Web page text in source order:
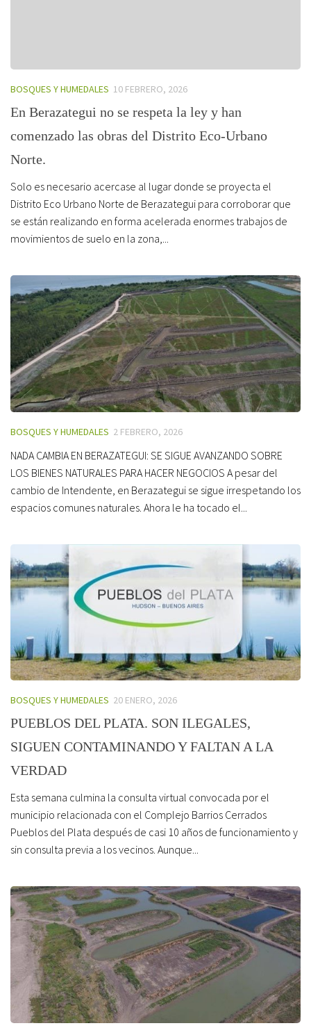
BOSQUES Y HUMEDALES 10 FEBRERO, 2026
En Berazategui no se respeta la ley y han
comenzado las obras del Distrito Eco-Urbano
Norte.
Solo es necesario acercase al lugar donde se proyecta el
Distrito Eco Urbano Norte de Berazategui para corroborar que
se están realizando en forma acelerada enormes trabajos de
movimientos de suelo en la zona,...
BOSQUES Y HUMEDALES 2 FEBRERO, 2026
NADA CAMBIA EN BERAZATEGUI: SE SIGUE AVANZANDO SOBRE
LOS BIENES NATURALES PARA HACER NEGOCIOS A pesar del
cambio de Intendente, en Berazategui se sigue irrespetando los
espacios comunes naturales. Ahora le ha tocado el...
BOSQUES Y HUMEDALES 20 ENERO, 2026
PUEBLOS DEL PLATA. SON ILEGALES,
SIGUEN CONTAMINANDO Y FALTAN A LA
VERDAD
Esta semana culmina la consulta virtual convocada por el
municipio relacionada con el Complejo Barrios Cerrados
Pueblos del Plata después de casi 10 años de funcionamiento y
sin consulta previa a los vecinos. Aunque...